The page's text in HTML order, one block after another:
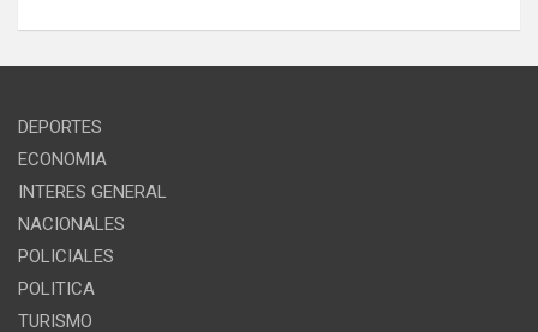
DEPORTES
ECONOMIA
INTERES GENERAL
NACIONALES
POLICIALES
POLITICA
TURISMO